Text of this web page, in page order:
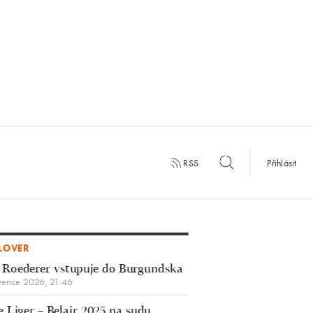
RSS Přihlásit
vstupuje do Burgundska
2026, 21:46